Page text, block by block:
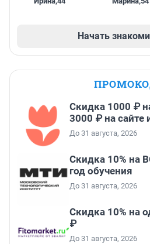
Начать
Скидка 1000 ₽
3000 ₽ на сайте
До 31 августа, 2026
Скидка 10% на
год обучения
До 31 августа, 2026
Скидка 10% на
₽
До 31 августа, 2026